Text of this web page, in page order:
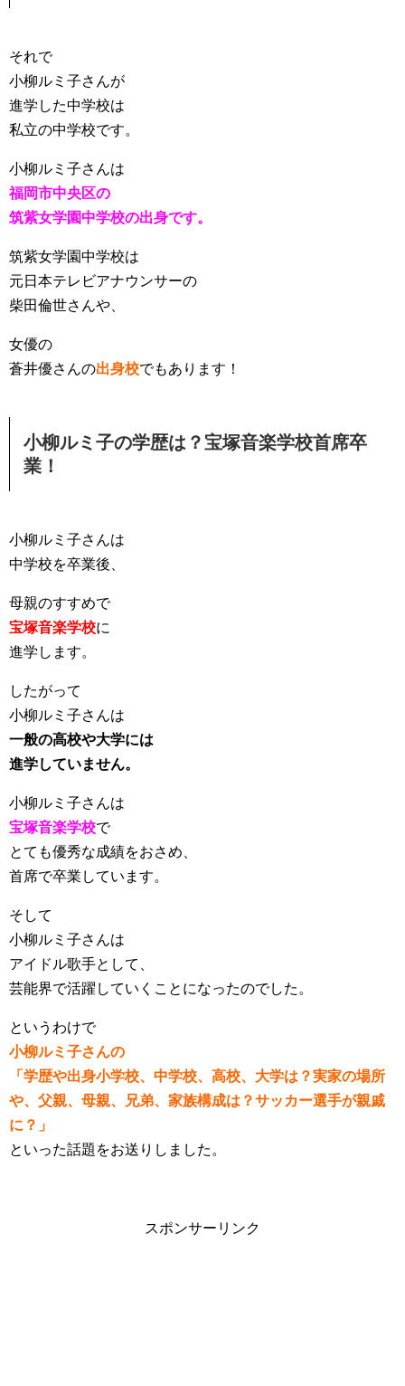
それで
小柳ルミ子さんが
進学した中学校は
私立の中学校です。
小柳ルミ子さんは
福岡市中央区の
筑紫女学園中学校の出身です。
筑紫女学園中学校は
元日本テレビアナウンサーの
柴田倫世さんや、
女優の
蒼井優さんの出身校でもあります！
小柳ルミ子の学歴は？宝塚音楽学校首席卒
業！
小柳ルミ子さんは
中学校を卒業後、
母親のすすめで
宝塚音楽学校に
進学します。
したがって
小柳ルミ子さんは
一般の高校や大学には
進学していません。
小柳ルミ子さんは
宝塚音楽学校で
とても優秀な成績をおさめ、
首席で卒業しています。
そして
小柳ルミ子さんは
アイドル歌手として、
芸能界で活躍していくことになったのでした。
というわけで
小柳ルミ子さんの
「学歴や出身小学校、中学校、高校、大学は？実家の場所
や、父親、母親、兄弟、家族構成は？サッカー選手が親戚
に？」
といった話題をお送りしました。
スポンサーリンク